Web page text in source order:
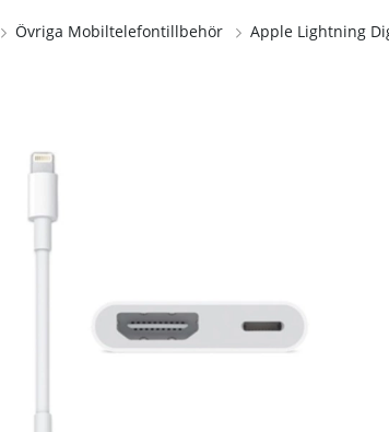
Övriga Mobiltelefontillbehör Apple Lightning